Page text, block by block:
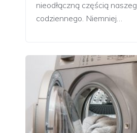
nieodłączną częścią
codziennego. Niemniej…